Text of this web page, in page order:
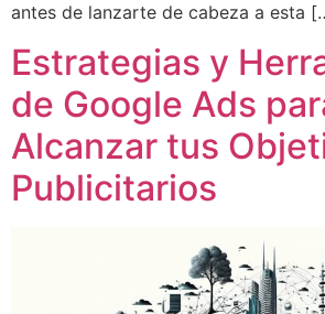
antes de lanzarte de cabeza a esta
Estrategias y
de Google Ads
Alcanzar tus
Publicitarios